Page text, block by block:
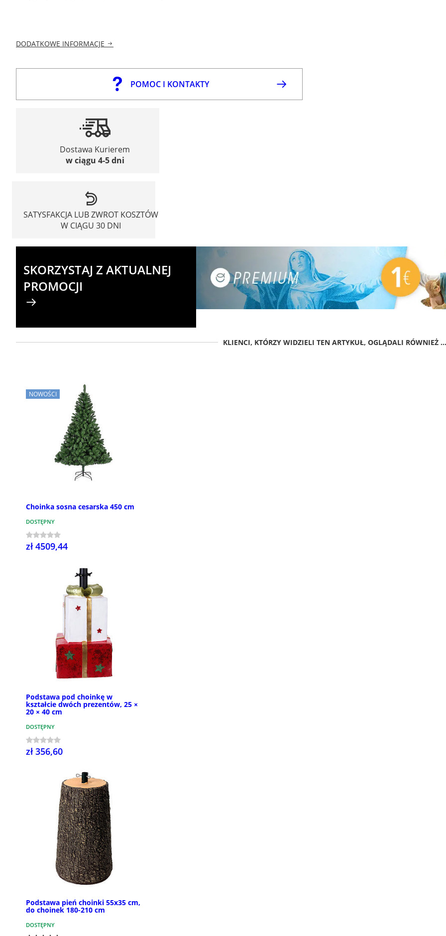
DODATKOWE INFORMACJE
POMOC I KONTAKTY
Dostawa Kurierem
w ciągu 4-5 dni
SATYSFAKCJA LUB ZWROT KOSZTÓW
W CIĄGU 30 DNI
SKORZYSTAJ Z AKTUALNEJ
PROMOCJI
KLIENCI, KTÓRZY WIDZIELI TEN ARTYKUŁ, OGLĄDALI RÓWNIEŻ ...
NOWOŚCI
Choinka sosna cesarska 450 cm
DOSTĘPNY
zł 4509,44
Podstawa pod choinkę w
kształcie dwóch prezentów, 25 ×
20 × 40 cm
DOSTĘPNY
zł 356,60
Podstawa pień choinki 55x35 cm,
do choinek 180-210 cm
DOSTĘPNY